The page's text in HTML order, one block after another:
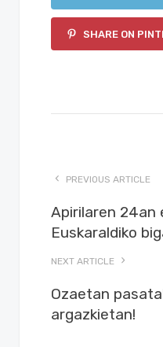
SHARE ON
PREVIOUS ARTICLE
Apirilaren 24an
Euskaraldiko
NEXT ARTICLE
Ozaetan
argazkietan!